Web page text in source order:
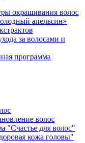
окрашивания волос
апельсин»
за волосами и
программа
волос
"Счастье для волос"
кожа головы"